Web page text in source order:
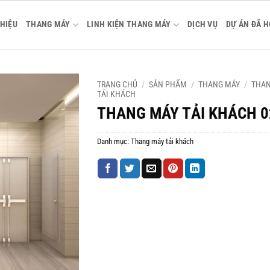
THANG MÁY LINH KIỆN THANG MÁY DỊCH VỤ DỰ ÁN ĐÃ
TRANG CHỦ / SẢN PHẨM / THANG MÁY /
TẢI KHÁCH
THANG MÁY TẢI KHÁCH
Danh mục: Thang máy tải khách